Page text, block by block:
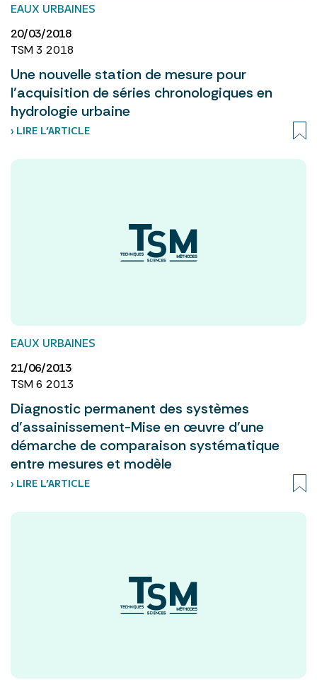
EAUX URBAINES
20/03/2018
TSM 3 2018
Une nouvelle station de mesure pour
l’acquisition de séries chronologiques en
hydrologie urbaine
› LIRE L’ARTICLE
EAUX URBAINES
21/06/2013
TSM 6 2013
Diagnostic permanent des systèmes
d’assainissement-Mise en œuvre d’une
démarche de comparaison systématique
entre mesures et modèle
› LIRE L’ARTICLE